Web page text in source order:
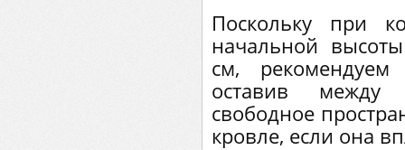
Поскольку при
начальной
см,
оставив
свободное
кровле, если она